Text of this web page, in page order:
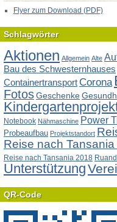
Flyer zum Download (PDF)
Schlagwörter
Aktionen Allgemein Alte
Bau des Schwesternhauses
Containertransport Corona
FotosGeschenke
Notebook Nähmaschine Power
Probeaufbau Projektstandort
Reise nach
Reise nach Tansania 2018
Unterstützung
QR-Code